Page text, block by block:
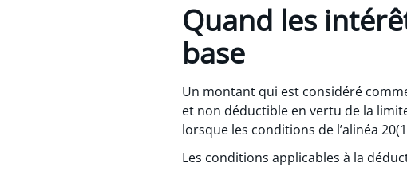
Quand les
base
Un montant qui est considéré
et non déductible en vertu de la
lorsque les conditions de l’alinéa
Les conditions applicables à la